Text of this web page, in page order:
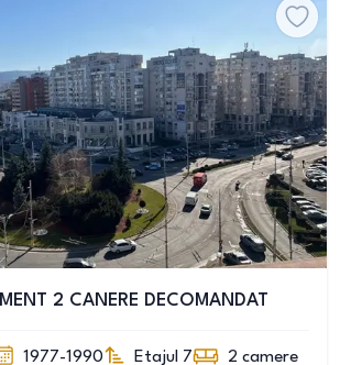
2 CANERE DECOMANDAT
1977-1990 Etajul 7 2 camere